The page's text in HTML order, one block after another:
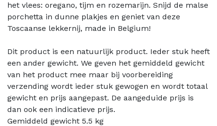
het vlees: oregano, tijm en rozemarijn. Snijd de malse
porchetta in dunne plakjes en geniet van deze
Toscaanse lekkernij, made in Belgium!
Dit product is een natuurlijk product. Ieder stuk heeft
een ander gewicht. We geven het gemiddeld gewicht
van het product mee maar bij voorbereiding
verzending wordt ieder stuk gewogen en wordt totaal
gewicht en prijs aangepast. De aangeduide prijs is
dan ook een indicatieve prijs.
Gemiddeld gewicht 5.5 kg